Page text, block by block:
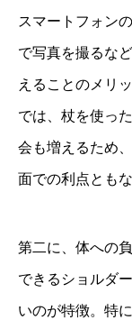
スマートフォン
で写真を撮るな
えることのメリ
では、杖を使っ
会も増えるため
面での利点ともな
第二に、体への
できるショルダ
いのが特徴。特